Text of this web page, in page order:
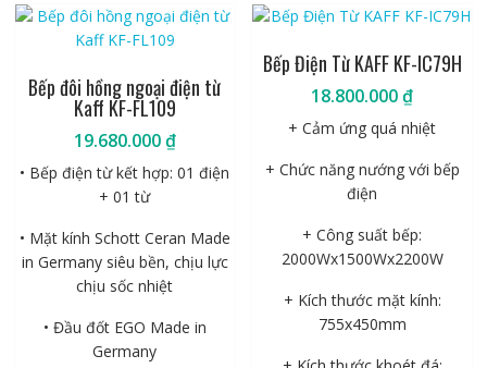
Bếp đôi hồng ngoại điện từ
Kaff KF-FL109
19.680.000₫
• Bếp điện từ kết hợp: 01 điện
+ 01 từ
• Mặt kính Schott Ceran Made
in Germany siêu bền, chịu lực
chịu sốc nhiệt
• Đầu đốt EGO Made in
Germany
Bếp Điện Từ KAFF KF-IC79H
18.800.000₫
+ Cảm ứng quá nhiệt
+ Chức năng nướng với bếp
điện
+ Công suất bếp:
2000Wx1500Wx2200W
+ Kích thước mặt kính:
755x450mm